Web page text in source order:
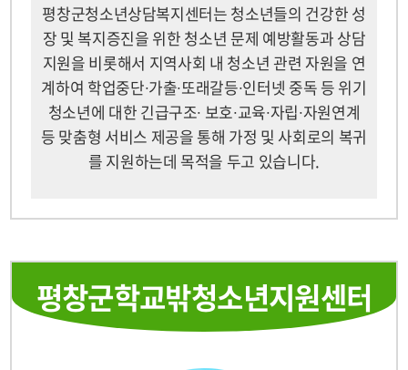
평창군청소년상담복지센터는 청소년들의 건강한 성
장 및 복지증진을 위한 청소년 문제 예방활동과 상담
지원을 비롯해서 지역사회 내 청소년 관련 자원을 연
계하여 학업중단∙가출∙또래갈등∙인터넷 중독 등 위기
청소년에 대한 긴급구조∙ 보호∙교육∙자립∙자원연계
등 맞춤형 서비스 제공을 통해 가정 및 사회로의 복귀
를 지원하는데 목적을 두고 있습니다.
평창군학교밖청소년지원센터